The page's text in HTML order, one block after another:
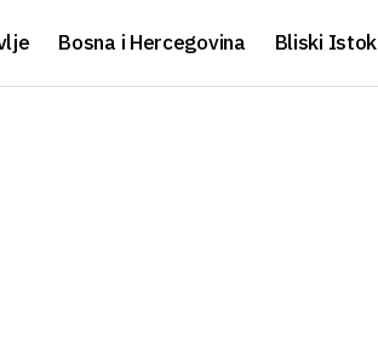
Bosna i Hercegovina Bliski Istok